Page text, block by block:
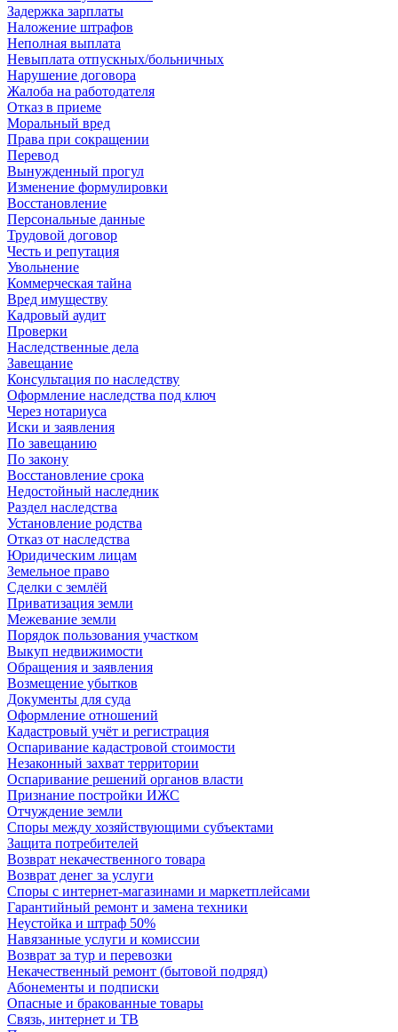
Задержка зарплаты
Наложение штрафов
Неполная выплата
Невыплата отпускных/больничных
Нарушение договора
Жалоба на работодателя
Отказ в приеме
Моральный вред
Права при сокращении
Перевод
Вынужденный прогул
Изменение формулировки
Восстановление
Персональные данные
Трудовой договор
Честь и репутация
Увольнение
Коммерческая тайна
Вред имуществу
Кадровый аудит
Проверки
Наследственные дела
Завещание
Консультация по наследству
Оформление наследства под ключ
Через нотариуса
Иски и заявления
По завещанию
По закону
Восстановление срока
Недостойный наследник
Раздел наследства
Установление родства
Отказ от наследства
Юридическим лицам
Земельное право
Сделки с землёй
Приватизация земли
Межевание земли
Порядок пользования участком
Выкуп недвижимости
Обращения и заявления
Возмещение убытков
Документы для суда
Оформление отношений
Кадастровый учёт и регистрация
Оспаривание кадастровой стоимости
Незаконный захват территории
Оспаривание решений органов власти
Признание постройки ИЖС
Отчуждение земли
Споры между хозяйствующими субъектами
Защита потребителей
Возврат некачественного товара
Возврат денег за услуги
Споры с интернет-магазинами и маркетплейсами
Гарантийный ремонт и замена техники
Неустойка и штраф 50%
Навязанные услуги и комиссии
Возврат за тур и перевозки
Некачественный ремонт (бытовой подряд)
Абонементы и подписки
Опасные и бракованные товары
Связь, интернет и ТВ